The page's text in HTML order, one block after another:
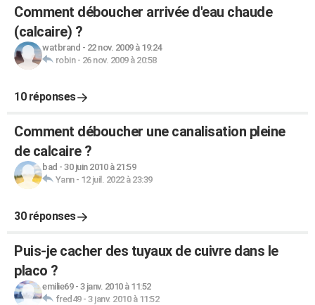
Comment déboucher arrivée d'eau chaude
(calcaire) ?
watbrand - 22 nov. 2009 à 19:24
robin- 26 nov. 2009 à 20:58
10 réponses
Comment déboucher une canalisation pleine
de calcaire ?
bad - 30 juin 2010 à 21:59
Yann- 12 juil. 2022 à 23:39
30 réponses
Puis-je cacher des tuyaux de cuivre dans le
placo ?
emilie69- 3 janv. 2010 à 11:52
fred49- 3 janv. 2010 à 11:52